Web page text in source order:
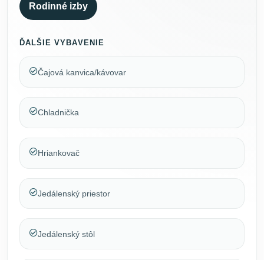
Rodinné izby
ĎALŠIE VYBAVENIE
Čajová kanvica/kávovar
Chladnička
Hriankovač
Jedálenský priestor
Jedálenský stôl